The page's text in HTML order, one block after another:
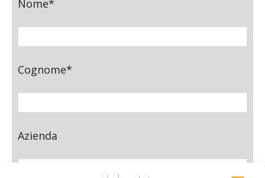
Nome*
Cognome*
Azienda